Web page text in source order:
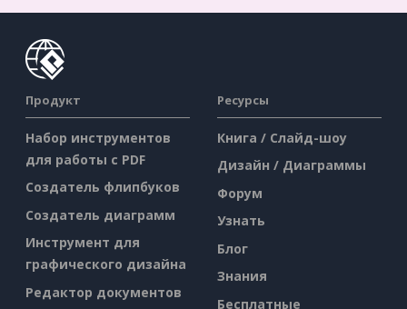
Продукт
Набор инструментов
для работы с PDF
Создатель флипбуков
Создатель диаграмм
Инструмент для
графического дизайна
Редактор документов
Ресурсы
Книга / Слайд-шоу
Дизайн / Диаграммы
Форум
Узнать
Блог
Знания
Бесплатные